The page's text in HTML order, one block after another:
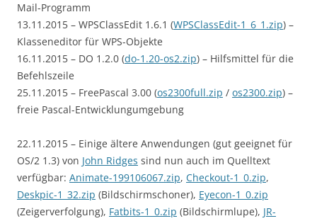
Mail-Programm
13.11.2015 – WPSClassEdit 1.6.1 (WPSClassEdit-1_6_1.zip) –
Klasseneditor für WPS-Objekte
16.11.2015 – DO 1.2.0 (do-1.20-os2.zip) – Hilfsmittel für die
Befehlszeile
25.11.2015 – FreePascal 3.00 (os2300full.zip / os2300.zip) –
freie Pascal-Entwicklungumgebung
22.11.2015 – Einige ältere Anwendungen (gut geeignet für
OS/2 1.3) von John Ridges sind nun auch im Quelltext
verfügbar: Animate-199106067.zip, Checkout-1_0.zip,
Deskpic-1_32.zip (Bildschirmschoner), Eyecon-1_0.zip
(Zeigerverfolgung), Fatbits-1_0.zip (Bildschirmlupe), JR-